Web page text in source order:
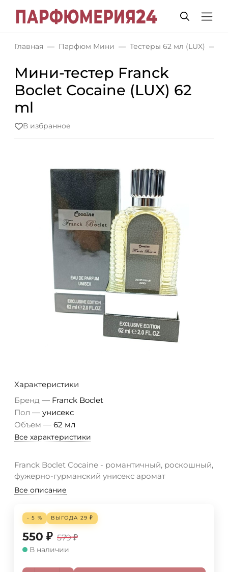
Главная Парфюм Мини Тестеры 62 мл (LUX)
Мини-тестер Franck
Boclet Cocaine (LUX) 62
ml
В избранное
Характеристики
Бренд — Franck Boclet
Пол — унисекс
Объем — 62 мл
Все характеристики
Franck Boclet Cocaine - романтичный, роскошный,
фужерно-гурманский унисекс аромат
Все описание
- 5 % ВЫГОДА 29 ₽
550 ₽ 579 ₽
В наличии